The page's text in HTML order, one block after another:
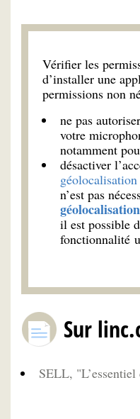
Vérifier les
d’installer une
permissions non
ne pas
votre
notamment
désactiver
n’est pas
géolocalisation
il est possible
fonctionnalité
Sur
SELL,